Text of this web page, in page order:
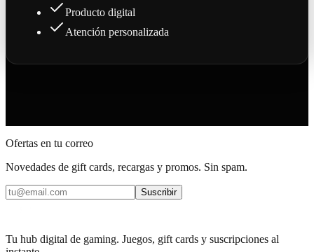
Producto digital
Atención personalizada
Ofertas en tu correo
Novedades de gift cards, recargas y promos. Sin spam.
Suscribir
Tu hub digital de gaming. Juegos, gift cards y suscripciones al